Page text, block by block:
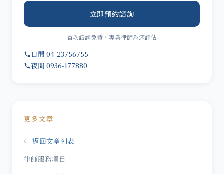
立即預約諮詢
首次諮詢免費，專業律師為您評估
日間 04-23756755
夜間 0936-177880
更多文章
← 返回文章列表
律師服務項目